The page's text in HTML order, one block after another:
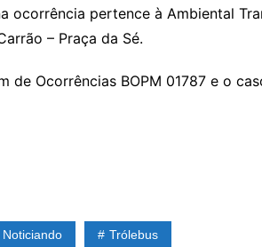
ocorrência pertence à Ambiental
– Praça da Sé.
de Ocorrências BOPM 01787 e o
Noticiando Trólebus